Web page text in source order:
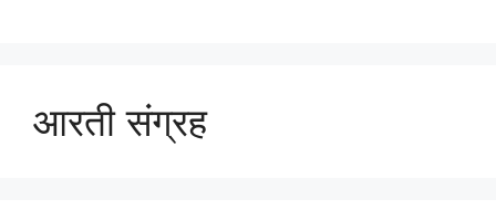
आरती संग्रह